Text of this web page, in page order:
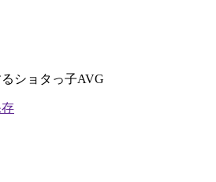
ショタっ子AVG